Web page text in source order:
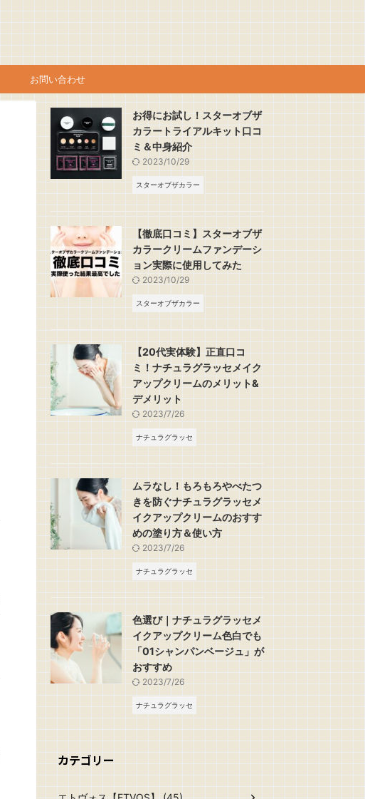
お問い合わせ
お得にお試し！スターオブザ
カラートライアルキット口コ
ミ＆中身紹介
2023/10/29
スターオブザカラー
【徹底口コミ】スターオブザ
カラークリームファンデーシ
ョン実際に使用してみた
2023/10/29
スターオブザカラー
【20代実体験】正直口コ
ミ！ナチュラグラッセメイク
アップクリームのメリット&
デメリット
2023/7/26
ナチュラグラッセ
ムラなし！もろもろやべたつ
きを防ぐナチュラグラッセメ
イクアップクリームのおすす
めの塗り方＆使い方
2023/7/26
ナチュラグラッセ
色選び｜ナチュラグラッセメ
イクアップクリーム色白でも
「01シャンパンベージュ」が
おすすめ
2023/7/26
ナチュラグラッセ
カテゴリー